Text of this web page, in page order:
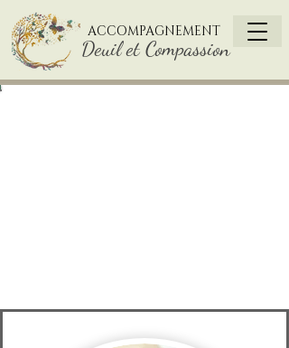
ACCOMPAGNEMENT
Deuil et Compassion